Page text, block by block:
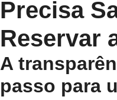
Precisa
Reservar
A
passo para